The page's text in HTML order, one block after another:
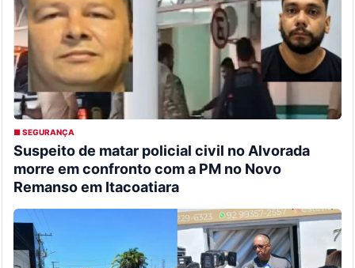
■ SEGURANÇA
Suspeito de matar policial civil no Alvorada
morre em confronto com a PM no Novo
Remanso em Itacoatiara